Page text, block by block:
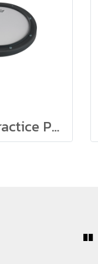
Tunable Practice Pad Remo